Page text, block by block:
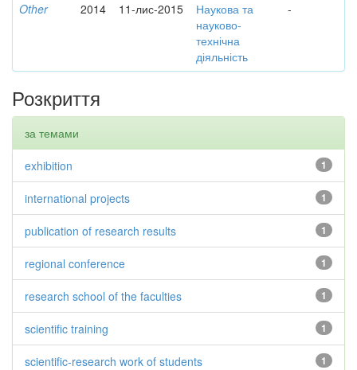
Other 2014 11-лис-2015
Наукова та
науково-
технічна
діяльність
-
Розкриття
за темами
1
exhibition
1
international projects
1
publication of research results
1
regional conference
1
research school of the faculties
1
scientific training
1
scientific-research work of students